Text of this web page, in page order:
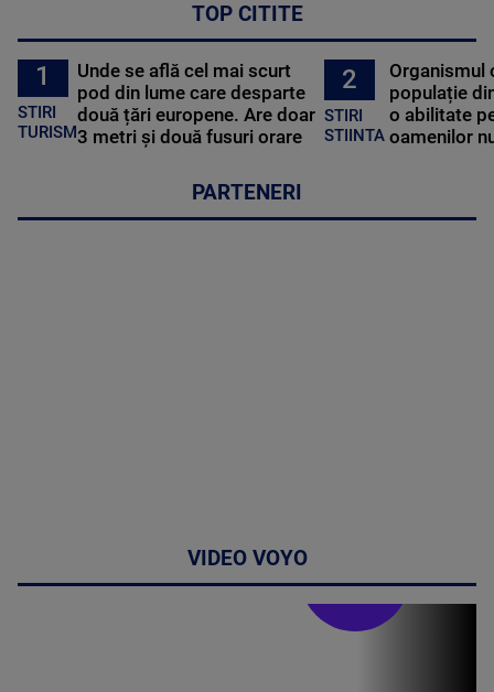
TOP CITITE
1
STIRI
TURISM
Unde se află cel mai scurt
pod din lume care desparte
două țări europene. Are doar
3 metri și două fusuri orare
2
STIRI
STIINTA
Organismul
populație
o abilitate
oamenilor
PARTENERI
VIDEO VOYO